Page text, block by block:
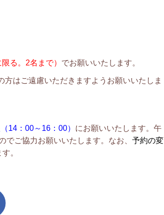
催しています。
る。2名まで） でお願いいたします。
はご遠慮いただきますようお願いいたしま
14：00～16：00） にお願いいたします。午
ご協力お願いいたします。なお、 予約の変
。